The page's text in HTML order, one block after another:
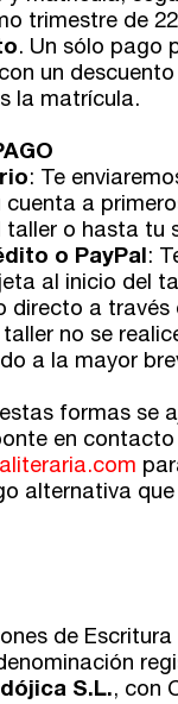
trimestre de
. Un sólo pago
un
la matrícula.
: Te
a
taller o hasta tu
o PayPal:
al inicio del
directo a través
no se
a la mayor
formas se
en
alternativa
de
S.L., con